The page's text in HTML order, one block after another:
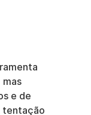
e de
tentação